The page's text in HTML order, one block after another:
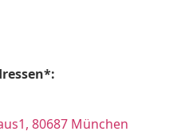
80687 München